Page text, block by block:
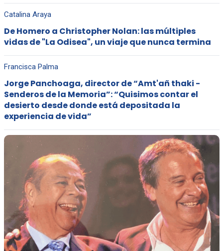
Catalina Araya
De Homero a Christopher Nolan: las múltiples
vidas de "La Odisea", un viaje que nunca termina
Francisca Palma
Jorge Panchoaga, director de “Amt'añ thaki -
Senderos de la Memoria”: “Quisimos contar el
desierto desde donde está depositada la
experiencia de vida”